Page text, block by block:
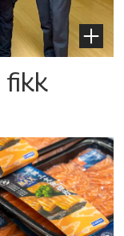
fikk